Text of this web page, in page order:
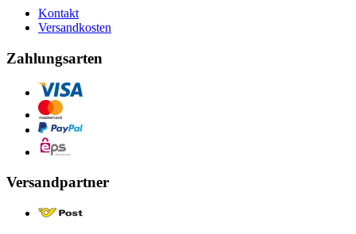
Kontakt
Versandkosten
Zahlungsarten
Versandpartner